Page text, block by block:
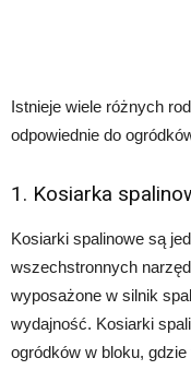
Istnieje wiele różnych
odpowiednie do
1. Kosiarka
Kosiarki spalinowe są
wszechstronnych
wyposażone w silnik
wydajność. Kosiarki
ogródków w bloku,